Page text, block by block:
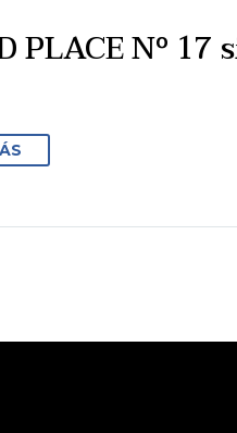
PLACE Nº